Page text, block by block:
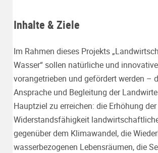
Inhalte & Ziele
Im Rahmen dieses Projekts
Wasser“ sollen natürliche und
vorangetrieben und gefördert werden –
Ansprache und Begleitung der
Hauptziel zu erreichen: die Erhöhung der
Widerstandsfähigkeit
gegenüber dem Klimawandel, die
wasserbezogenen Lebensräumen, die